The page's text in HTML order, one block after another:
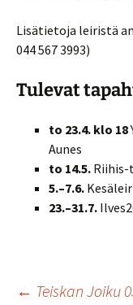
Lisätietoja leiristä
044 567 3993)
Tulevat
to 23.4. klo 18
Aunes
to 14.5.
5.–7.6.
23.–31.7.
← Teiskan Joiku